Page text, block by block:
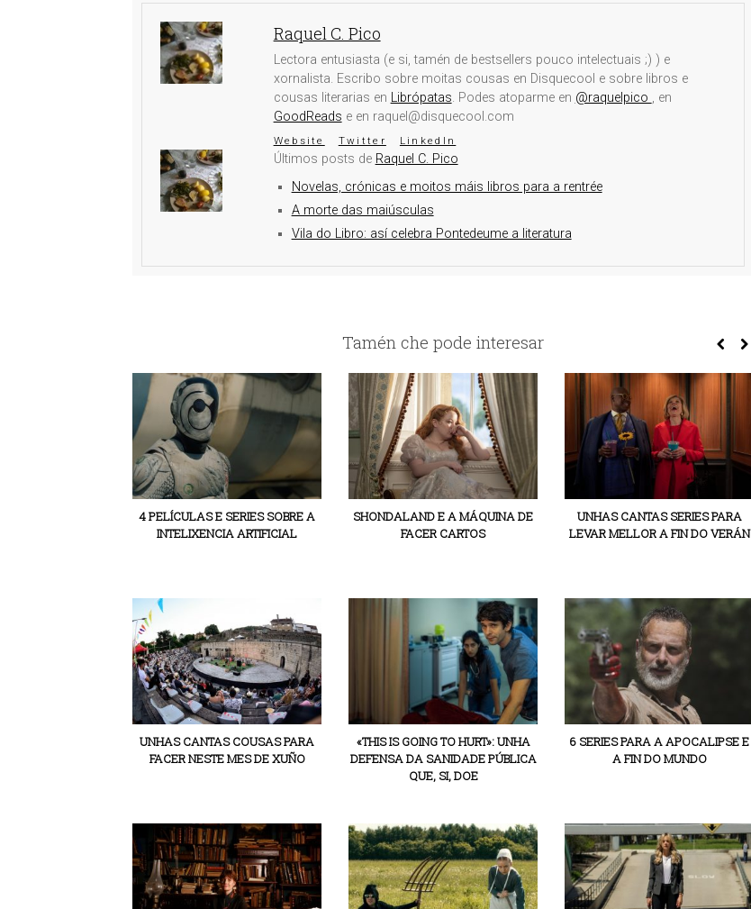
Raquel C. Pico
Lectora entusiasta (e si, tamén de bestsellers pouco intelectuais ;) ) e
xornalista. Escribo sobre moitas cousas en Disquecool e sobre libros e
cousas literarias en Librópatas. Podes atoparme en @raquelpico , en
GoodReads e en raquel@disquecool.com
Website Twitter LinkedIn
Últimos posts de Raquel C. Pico
Novelas, crónicas e moitos máis libros para a rentrée
A morte das maiúsculas
Vila do Libro: así celebra Pontedeume a literatura
Tamén che pode interesar
4 PELÍCULAS E SERIES SOBRE A
INTELIXENCIA ARTIFICIAL
SHONDALAND E A MÁQUINA DE
FACER CARTOS
UNHAS CANTAS SERIES PARA
LEVAR MELLOR A FIN DO VERÁN
UNHAS CANTAS COUSAS PARA
FACER NESTE MES DE XUÑO
«THIS IS GOING TO HURT»: UNHA
DEFENSA DA SANIDADE PÚBLICA
QUE, SI, DOE
6 SERIES PARA A APOCALIPSE E
A FIN DO MUNDO